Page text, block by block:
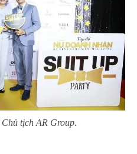
tịch AR Group.